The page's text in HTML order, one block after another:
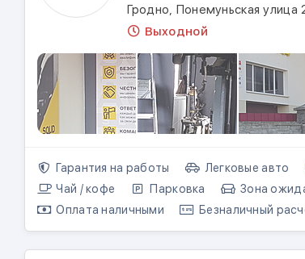
Гродно, Понемуньская улица
Выходной
Гарантия на работы Легковые авто
Чай / кофе
Парковка Зона
Оплата наличными
Безналичный